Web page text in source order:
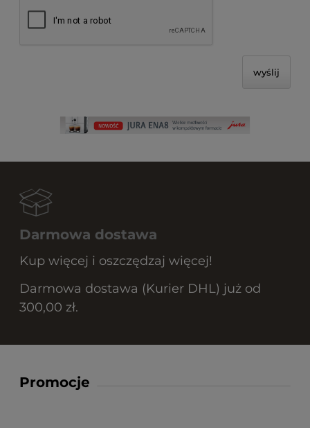
wyślij
Darmowa dostawa
Kup więcej i oszczędzaj więcej!
Darmowa dostawa (Kurier DHL) już od
300,00 zł.
Promocje